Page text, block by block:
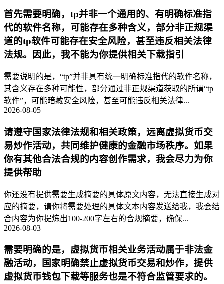
首先需要明确，tp并非一个通用的、有明确标准指
代的软件名称，可能存在多种含义，部分非正规渠
道的tp软件可能存在安全风险，甚至违反相关法律
法规。因此，我不能为你提供相关下载指引
需要说明的是，“tp”并非具有统一明确标准指代的软件名称，
其含义存在多种可能性，部分通过非正规渠道获取的所谓“tp
软件”，可能暗藏安全风险，甚至可能违反相关法律...
2026-08-05
请遵守国家法律法规和相关政策，远离虚拟货币交
易炒作活动，共同维护健康的金融市场秩序。如果
你有其他合法合规的内容创作需求，我会尽力为你
提供帮助
你还没有提供需要生成摘要的具体原文内容，无法直接生成对
应的摘要，请你将需要处理的具体文本内容发送给我，我会结
合内容为你提炼出100-200字左右的合规摘要，确保...
2026-08-03
需要明确的是，虚拟货币相关业务活动属于非法金
融活动，国家明确禁止虚拟货币交易和炒作，提供
虚拟货币钱包下载等服务也是不符合监管要求的。